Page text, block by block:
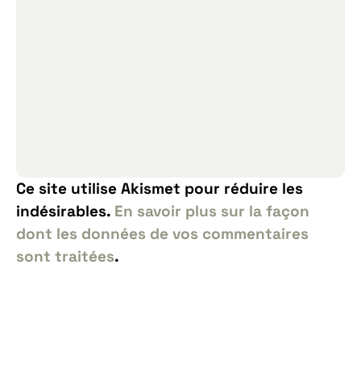
Ce site utilise Akismet pour réduire les
indésirables. En savoir plus sur la façon
dont les données de vos commentaires
sont traitées.